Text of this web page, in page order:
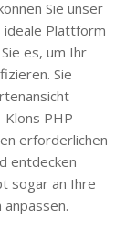
Sie unser
ideale Plattform
es, um Ihr
Sie
PHP
erforderlichen
entdecken
sogar an Ihre